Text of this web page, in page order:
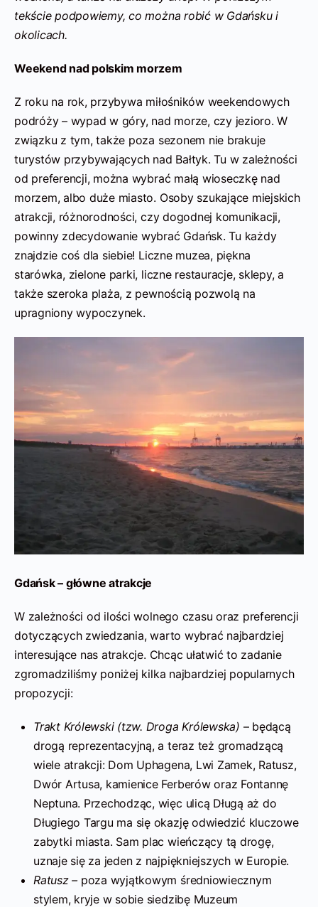
tekście podpowiemy, co można robić w Gdańsku i
okolicach.
Weekend nad polskim morzem
Z roku na rok, przybywa miłośników weekendowych
podróży – wypad w góry, nad morze, czy jezioro. W
związku z tym, także poza sezonem nie brakuje
turystów przybywających nad Bałtyk. Tu w zależności
od preferencji, można wybrać małą wioseczkę nad
morzem, albo duże miasto. Osoby szukające miejskich
atrakcji, różnorodności, czy dogodnej komunikacji,
powinny zdecydowanie wybrać Gdańsk. Tu każdy
znajdzie coś dla siebie! Liczne muzea, piękna
starówka, zielone parki, liczne restauracje, sklepy, a
także szeroka plaża, z pewnością pozwolą na
upragniony wypoczynek.
Gdańsk – główne atrakcje
W zależności od ilości wolnego czasu oraz preferencji
dotyczących zwiedzania, warto wybrać najbardziej
interesujące nas atrakcje. Chcąc ułatwić to zadanie
zgromadziliśmy poniżej kilka najbardziej popularnych
propozycji:
Trakt Królewski (tzw. Droga Królewska) – będącą
drogą reprezentacyjną, a teraz też gromadzącą
wiele atrakcji: Dom Uphagena, Lwi Zamek, Ratusz,
Dwór Artusa, kamienice Ferberów oraz Fontannę
Neptuna. Przechodząc, więc ulicą Długą aż do
Długiego Targu ma się okazję odwiedzić kluczowe
zabytki miasta. Sam plac wieńczący tą drogę,
uznaje się za jeden z najpiękniejszych w Europie.
Ratusz – poza wyjątkowym średniowiecznym
stylem, kryje w sobie siedzibę Muzeum